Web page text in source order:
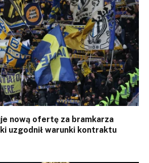
nową ofertę za bramkarza
uzgodnił warunki kontraktu